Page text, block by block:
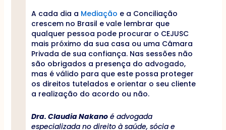
A cada dia a Mediação e a Conciliação
crescem no Brasil e vale lembrar que
qualquer pessoa pode procurar o CEJUSC
mais próximo da sua casa ou uma Câmara
Privada de sua confiança. Nas sessões não
são obrigados a presença do advogado,
mas é válido para que este possa proteger
os direitos tutelados e orientar o seu cliente
a realização do acordo ou não.
Dra. Claudia Nakanoé advogada
especializada no direito à saúde, sócia e